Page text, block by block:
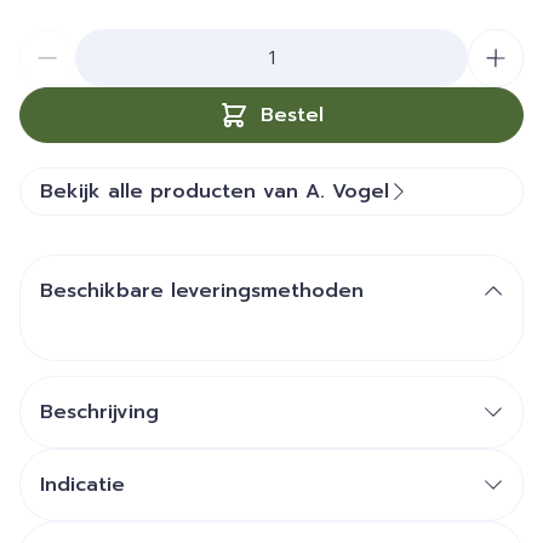
Bestel
Bekijk alle producten van A. Vogel
Beschikbare leveringsmethoden
Beschrijving
Indicatie